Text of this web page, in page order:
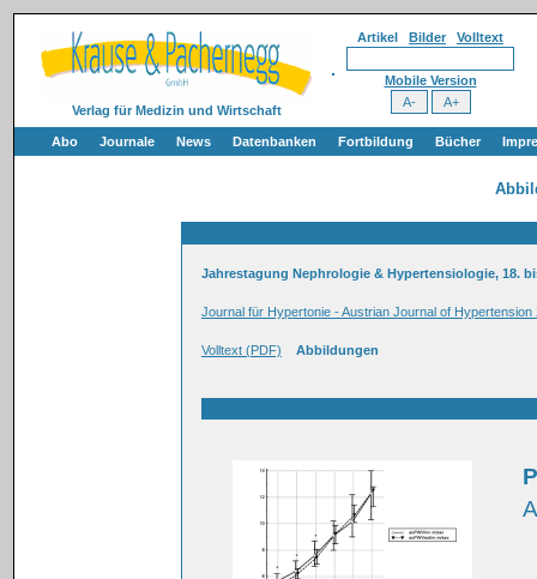
Verlag für Medizin und Wirtschaft
Artikel Bilder Volltext
Mobile Version
Abo Journale News Datenbanken Fortbildung Bücher
Jahrestagung Nephrologie & Hypertensiologie, 18.
Journal für Hypertonie - Austrian Journal of Hypertension
Volltext (PDF) Abbildungen